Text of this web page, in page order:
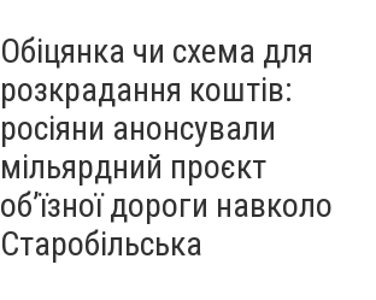
Обіцянка чи схема для
розкрадання коштів:
росіяни анонсували
мільярдний проєкт
об’їзної дороги навколо
Старобільська